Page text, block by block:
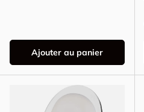
Ajouter au panier